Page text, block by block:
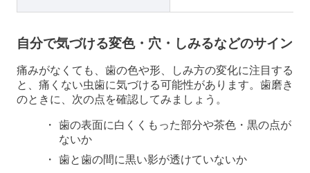
自分で気づける変色・穴・しみるなどのサイン
痛みがなくても、歯の色や形、しみ方の変化に注目する
と、痛くない虫歯に気づける可能性があります。歯磨き
のときに、次の点を確認してみましょう。
歯の表面に白くくもった部分や茶色・黒の点が
ないか
歯と歯の間に黒い影が透けていないか